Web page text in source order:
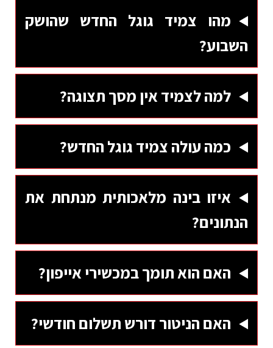
מהו צמיד גוגל החדש שהושק
השבוע?
למה לצמיד אין מסך תצוגה?
כמה עולה צמיד גוגל החדש?
איזו בינה מלאכותית מנתחת את
הנתונים?
האם הוא תומך במכשירי אייפון?
האם הניטור דורש תשלום חודשי?